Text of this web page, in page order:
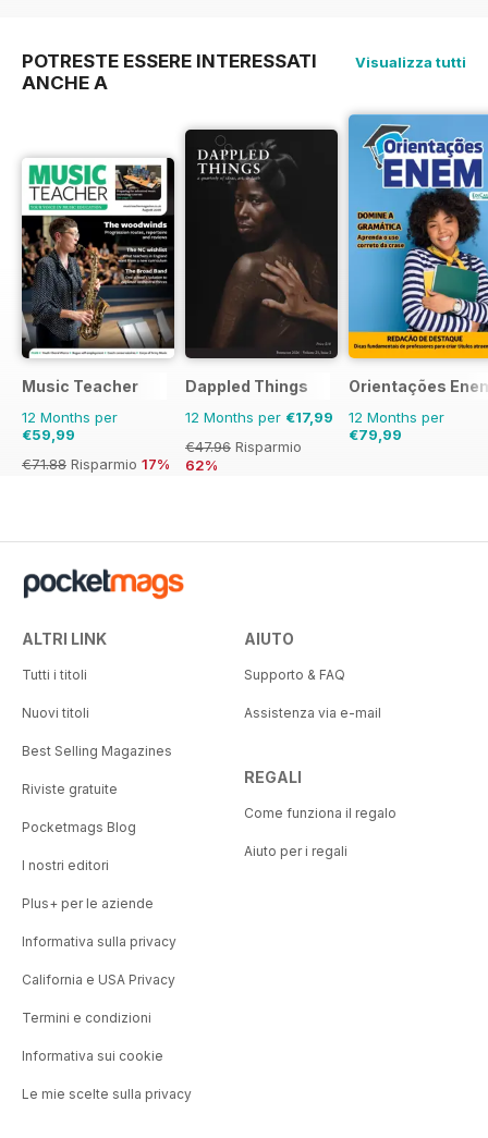
POTRESTE ESSERE INTERESSATI
ANCHE A
Visualizza tutti
Music Teacher
12 Months per
€59,99
€71.88 Risparmio 17%
Dappled Things
12 Months per €17,99
€47.96 Risparmio
62%
Orientações
12 Months per
€79,99
ALTRI LINK
Tutti i titoli
Nuovi titoli
Best Selling Magazines
Riviste gratuite
Pocketmags Blog
I nostri editori
Plus+ per le aziende
Informativa sulla privacy
California e USA Privacy
Termini e condizioni
Informativa sui cookie
Le mie scelte sulla privacy
AIUTO
Supporto & FAQ
Assistenza via e-mail
REGALI
Come funziona il regalo
Aiuto per i regali